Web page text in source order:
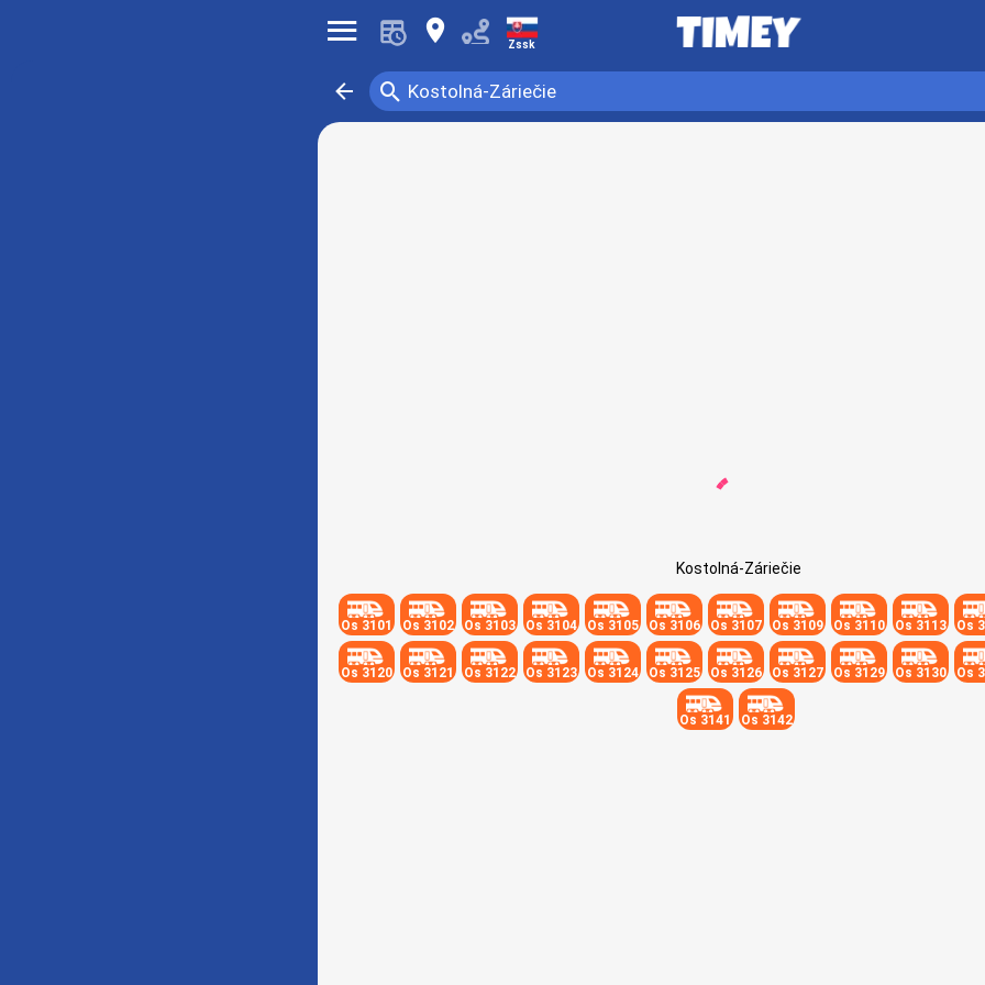
󰍜 󰍎 Zssk
󰁍 Kostolná-Záriečie
󰍉
Kostolná-Záriečie
Os 3101 Os 3102 Os 3103 Os 3104 Os 3105 Os 3106 Os 3107 Os 3109 Os 3110 Os 3113 Os
Os 3120 Os 3121 Os 3122 Os 3123 Os 3124 Os 3125 Os 3126 Os 3127 Os 3129 Os 3130 Os
Os 3141 Os 3142